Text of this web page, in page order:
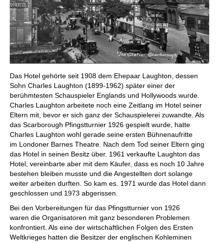
Das Hotel gehörte seit 1908 dem Ehepaar Laughton, dessen
Sohn Charles Laughton (1899-1962) später einer der
berühmtesten Schauspieler Englands und Hollywoods wurde.
Charles Laughton arbeitete noch eine Zeitlang im Hotel seiner
Eltern mit, bevor er sich ganz der Schauspielerei zuwandte. Als
das Scarborough Pfingstturnier 1926 gespielt wurde, hatte
Charles Laughton wohl gerade seine ersten Bühnenaufritte
im Londoner Barnes Theatre. Nach dem Tod seiner Eltern ging
das Hotel in seinen Besitz über. 1961 verkaufte Laughton das
Hotel, vereinbarte aber mit dem Käufer, dass es noch 10 Jahre
bestehen bleiben musste und die Angestellten dort solange
weiter arbeiten durften. So kam es. 1971 wurde das Hotel dann
geschlossen und 1973 abgerissen.
Bei den Vorbereitungen für das Pfingstturnier von 1926
waren die Organisatoren mit ganz besonderen Problemen
konfrontiert. Als eine der wirtschaftlichen Folgen des Ersten
Weltkrieges hatten die Besitzer der englischen Kohleminen